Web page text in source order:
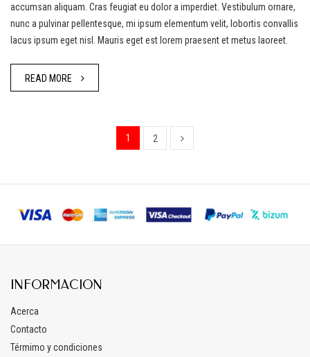
accumsan aliquam. Cras feugiat eu dolor a imperdiet. Vestibulum ornare,
nunc a pulvinar pellentesque, mi ipsum elementum velit, lobortis convallis
lacus ipsum eget nisl. Mauris eget est lorem praesent et metus laoreet.
READ MORE
1 2
INFORMACION
Acerca
Contacto
Térmimo y condiciones